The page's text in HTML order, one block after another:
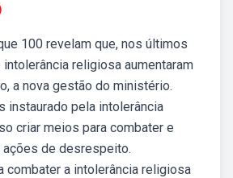
100 revelam que, nos últimos
religiosa aumentaram
a nova gestão do ministério.
instaurado pela intolerância
criar meios para combater e
de desrespeito.
combater a intolerância religiosa